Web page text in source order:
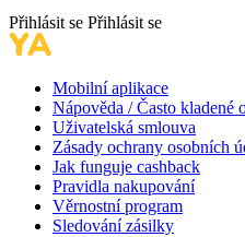
Přihlásit se Přihlásit se
Mobilní aplikace
Nápověda / Často kladené
Uživatelská smlouva
Zásady ochrany osobních
Jak funguje cashback
Pravidla nakupování
Věrnostní program
Sledování zásilky